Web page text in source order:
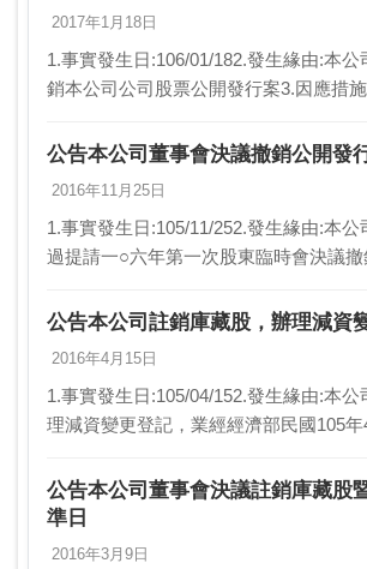
2017年1月18日
1.事實發生日:106/01/182.發生緣由:本
銷本公司公司股票公開發行案3.因應措
理委員會申請撤銷公司股票公開…
公告本公司董事會決議撤銷公開發
2016年11月25日
1.事實發生日:105/11/252.發生緣由:本公
過提請一○六年第一次股東臨時會決議
本公司整體營運規劃，董事…
公告本公司註銷庫藏股，辦理減資
2016年4月15日
1.事實發生日:105/04/152.發生緣由:本公
理減資變更登記，業經經濟部民國105年
元、已發…
公告本公司董事會決議註銷庫藏股
準日
2016年3月9日